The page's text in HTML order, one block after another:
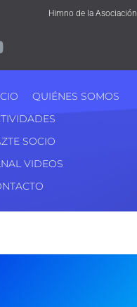
Himno de la Asociación
QUIÉNES SOMOS
SOCIO
VIDEOS